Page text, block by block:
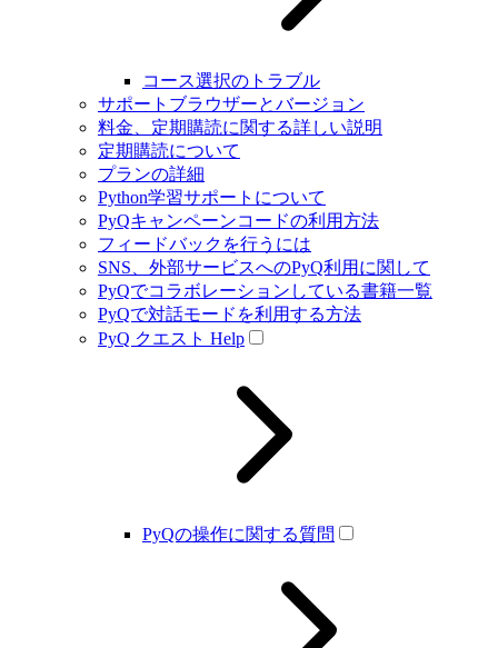
コース選択のトラブル
サポートブラウザーとバージョン
料金、定期購読に関する詳しい説明
定期購読について
プランの詳細
Python学習サポートについて
PyQキャンペーンコードの利用方法
フィードバックを行うには
SNS、外部サービスへのPyQ利用に関して
PyQでコラボレーションしている書籍一覧
PyQで対話モードを利用する方法
PyQ クエスト Help
PyQの操作に関する質問